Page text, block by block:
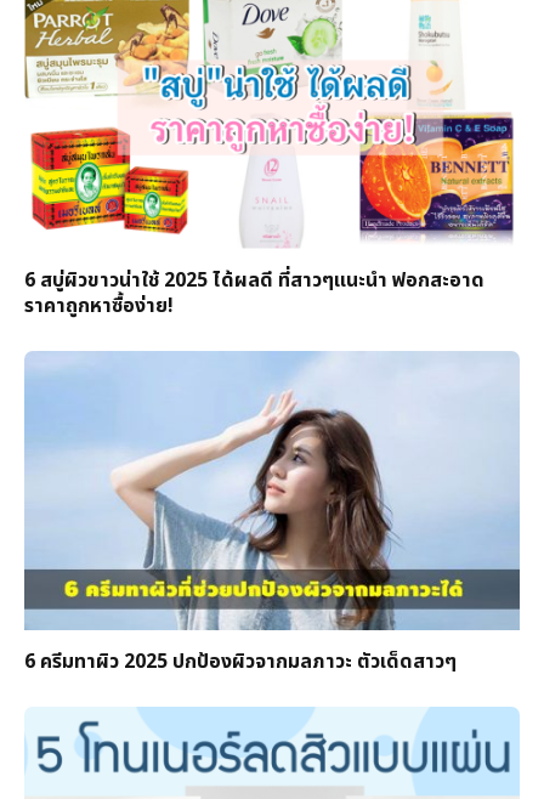
6 สบู่ผิวขาวน่าใช้ 2025 ได้ผลดี ที่สาวๆแนะนำ ฟอกสะอาด
ราคาถูกหาซื้อง่าย!
6 ครีมทาผิว 2025 ปกป้องผิวจากมลภาวะ ตัวเด็ดสาวๆ